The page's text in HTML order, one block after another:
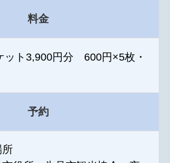
料金
ト3,900円分 600円×5枚・
予約
所